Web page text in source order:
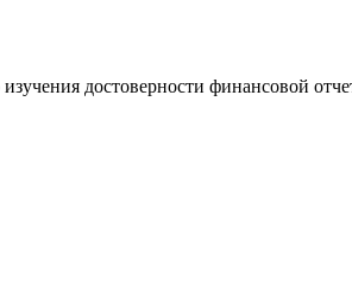
достоверности финансовой